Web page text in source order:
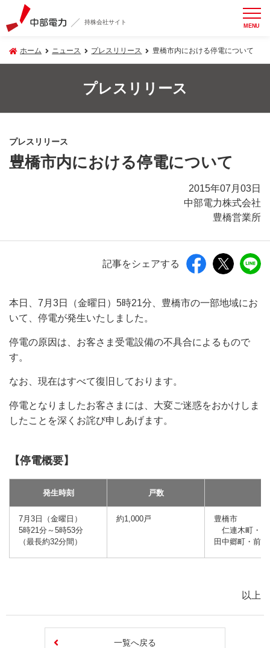
持株会社サイト MENU
ホーム ニュース プレスリリース 豊橋市内における停電について
プレスリリース
プレスリリース
豊橋市内における停電について
2015年07月03日
中部電力株式会社
豊橋営業所
記事をシェアする
本日、7月3日（金曜日）5時21分、豊橋市の一部地域にお
いて、停電が発生いたしました。
停電の原因は、お客さま受電設備の不具合によるもので
す。
なお、現在はすべて復旧しております。
停電となりましたお客さまには、大変ご迷惑をおかけしま
したことを深くお詫び申しあげます。
【停電概要】
発生時刻 戸数
7月3日（金曜日）
5時21分～5時53分
（最長約32分間）
約1,000戸
豊橋市
仁連木町・東
田中郷町・前
以上
一覧へ戻る